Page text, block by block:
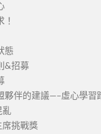
！
態
&招募
夥伴的建議—–虛心學習
亂
席挑戰獎